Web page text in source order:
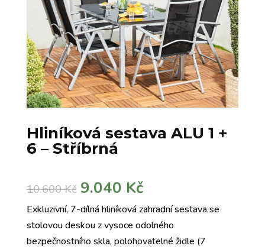
Hliníková sestava ALU 1 +
6 – Stříbrná
10.600Kč Původní
cena
byla:
10.600 Kč.
9.040 KčAktuální
cena
je:
9.040 Kč.
Exkluzivní, 7-dílná hliníková zahradní sestava se
stolovou deskou z vysoce odolného
bezpečnostního skla, polohovatelné židle (7